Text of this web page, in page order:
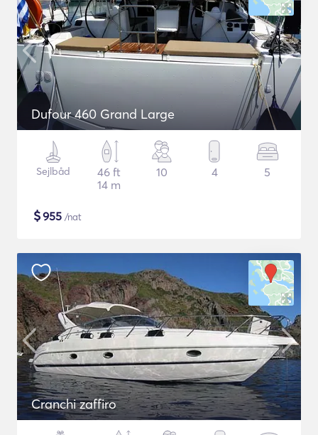
Dufour 460 Grand Large
Sejlbåd
46 ft
14 m
10 4 5
$955 /nat
Cranchi zaffiro